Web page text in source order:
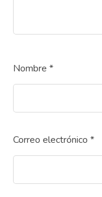
Nombre*
Correo electrónico*